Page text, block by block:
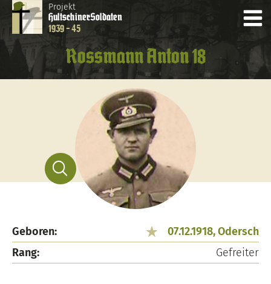
Projekt
HultschinerSoldaten
1939 - 45
Rossmann Anton 18
Geboren:
07.12.1918, Odersch
Rang:
Gefreiter